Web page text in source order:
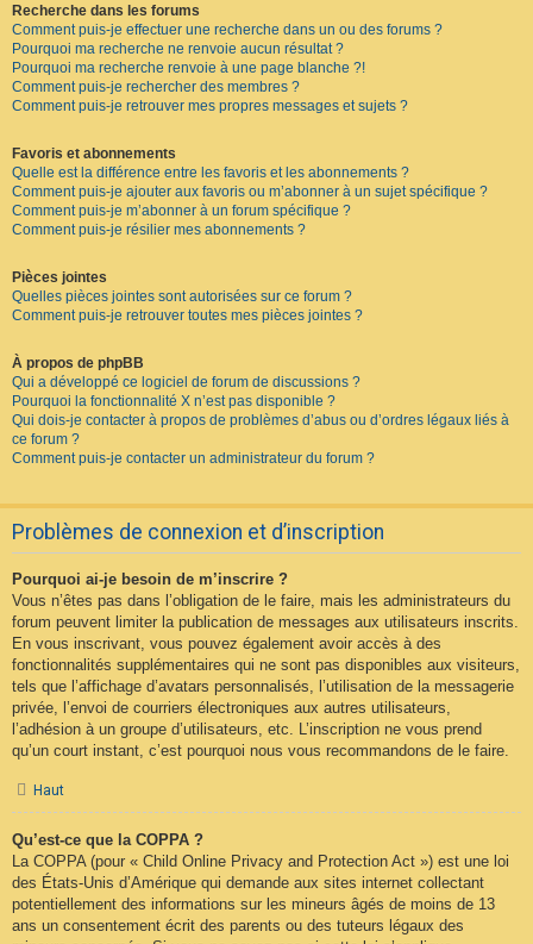
Recherche dans les forums
Comment puis-je effectuer une recherche dans un ou des forums ?
Pourquoi ma recherche ne renvoie aucun résultat ?
Pourquoi ma recherche renvoie à une page blanche ?!
Comment puis-je rechercher des membres ?
Comment puis-je retrouver mes propres messages et sujets ?
Favoris et abonnements
Quelle est la différence entre les favoris et les abonnements ?
Comment puis-je ajouter aux favoris ou m’abonner à un sujet spécifique ?
Comment puis-je m’abonner à un forum spécifique ?
Comment puis-je résilier mes abonnements ?
Pièces jointes
Quelles pièces jointes sont autorisées sur ce forum ?
Comment puis-je retrouver toutes mes pièces jointes ?
À propos de phpBB
Qui a développé ce logiciel de forum de discussions ?
Pourquoi la fonctionnalité X n’est pas disponible ?
Qui dois-je contacter à propos de problèmes d’abus ou d’ordres légaux liés à
ce forum ?
Comment puis-je contacter un administrateur du forum ?
Problèmes de connexion et d’inscription
Pourquoi ai-je besoin de m’inscrire ?
Vous n’êtes pas dans l’obligation de le faire, mais les administrateurs du
forum peuvent limiter la publication de messages aux utilisateurs inscrits.
En vous inscrivant, vous pouvez également avoir accès à des
fonctionnalités supplémentaires qui ne sont pas disponibles aux visiteurs,
tels que l’affichage d’avatars personnalisés, l’utilisation de la messagerie
privée, l’envoi de courriers électroniques aux autres utilisateurs,
l’adhésion à un groupe d’utilisateurs, etc. L’inscription ne vous prend
qu’un court instant, c’est pourquoi nous vous recommandons de le faire.
Haut
Qu’est-ce que la COPPA ?
La COPPA (pour « Child Online Privacy and Protection Act ») est une loi
des États-Unis d’Amérique qui demande aux sites internet collectant
potentiellement des informations sur les mineurs âgés de moins de 13
ans un consentement écrit des parents ou des tuteurs légaux des